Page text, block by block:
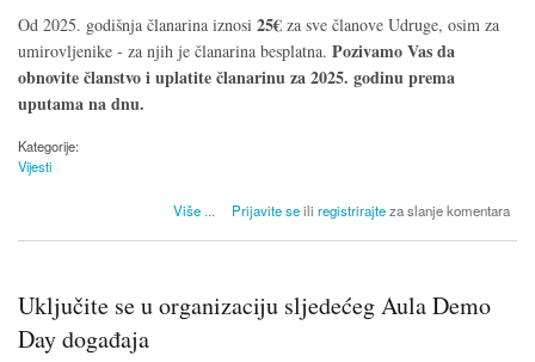
Od 2025. godišnja članarina iznosi 25€ za sve članove Udruge, osim za
umirovljenike - za njih je članarina besplatna. Pozivamo Vas da
obnovite članstvo i uplatite članarinu za 2025. godinu prema
uputama na dnu.
Kategorije:
Vijesti
Više
o Obnova članstva i uplata članarine za 2025. godinu
... Prijavite seiliregistrirajteza slanje komentara
Uključite se u organizaciju sljedećeg Aula Demo
Day događaja